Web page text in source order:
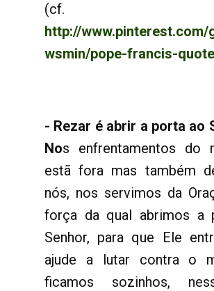
(cf.
http://www.pinterest.com/
wsmin/pope-francis-
- Rezar é abrir a porta ao
Nos enfrentamentos do
estã fora mas também
nós, nos servimos da
força da qual abrimos a
Senhor, para que Ele
ajude a lutar contra o
ficamos sozinhos,